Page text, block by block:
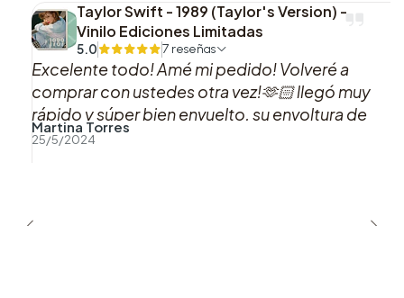
Taylor Swift - 1989 (Taylor's Version) -
Vinilo Ediciones Limitadas
5.0 7 reseñas
Excelente todo! Amé mi pedido! Volveré a
comprar con ustedes otra vez!🫶🏻 llegó muy
rápido y súper bien envuelto, su envoltura de
acorde a los colores del vinilo me pareció
Martina Torres
25/5/2024